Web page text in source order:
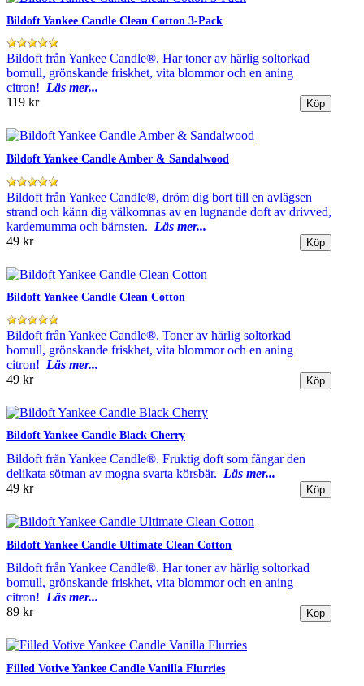
Bildoft Yankee Candle Clean Cotton 3-Pack
Bildoft från Yankee Candle®. Har toner av härlig soltorkad
bomull, grönskande friskhet, vita blommor och en aning
citron! Läs mer...
119 kr
Bildoft Yankee Candle Amber & Sandalwood
Bildoft från Yankee Candle®, dröm dig bort till en avlägsen
strand och känn dig välkomnas av en lugnande doft av drivved,
kardemumma och bärnsten. Läs mer...
49 kr
Bildoft Yankee Candle Clean Cotton
Bildoft från Yankee Candle®. Toner av härlig soltorkad
bomull, grönskande friskhet, vita blommor och en aning
citron! Läs mer...
49 kr
Bildoft Yankee Candle Black Cherry
Bildoft från Yankee Candle®. Fruktig doft som fångar den
delikata sötman av mogna svarta körsbär. Läs mer...
49 kr
Bildoft Yankee Candle Ultimate Clean Cotton
Bildoft från Yankee Candle®. Har toner av härlig soltorkad
bomull, grönskande friskhet, vita blommor och en aning
citron! Läs mer...
89 kr
Filled Votive Yankee Candle Vanilla Flurries